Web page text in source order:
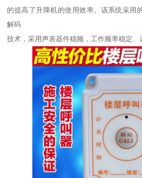
的提高了升降机的使用效率。该系统采用
解码
技术，采用声表器件稳频，工作频率稳定、